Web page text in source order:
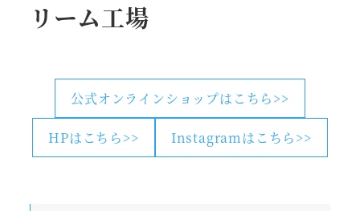
リーム工場
公式オンラインショップはこちら>>
HPはこちら>> Instagramはこちら>>